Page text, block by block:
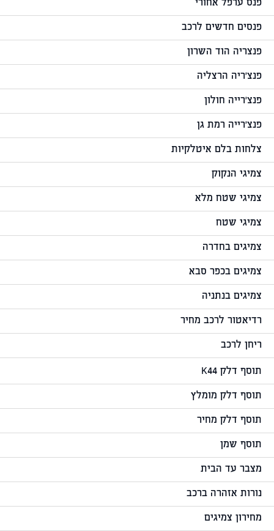
פנס ערפל אחורי
פנסים חדשים לרכב
פנצריה הוד השרון
פנצ'ריה הרצליה
פנצ'רייה חולון
פנצ'רייה רמת גן
צלחות בלם איטלקיות
צמיגי הנקוק
צמיגי שטח מלא
צמיגי שטח
צמיגים בחדרה
צמיגים בכפר סבא
צמיגים בנתניה
רדיאטור לרכב מחיר
ריחן לרכב
תוסף דלק K44
תוסף דלק מומלץ
תוסף דלק מחיר
תוסף שמן
מצבר עד הבית
נורות אזהרה ברכב
מחירון צמיגים